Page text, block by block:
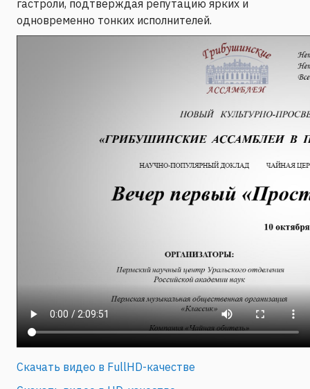
гастроли, подтверждая репутацию ярких и
одновременно тонких исполнителей.
Скачать видео в FullHD-качестве